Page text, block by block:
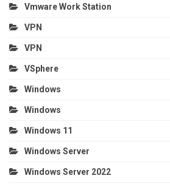
Vmware Work Station
VPN
VPN
VSphere
Windows
Windows
Windows 11
Windows Server
Windows Server 2022